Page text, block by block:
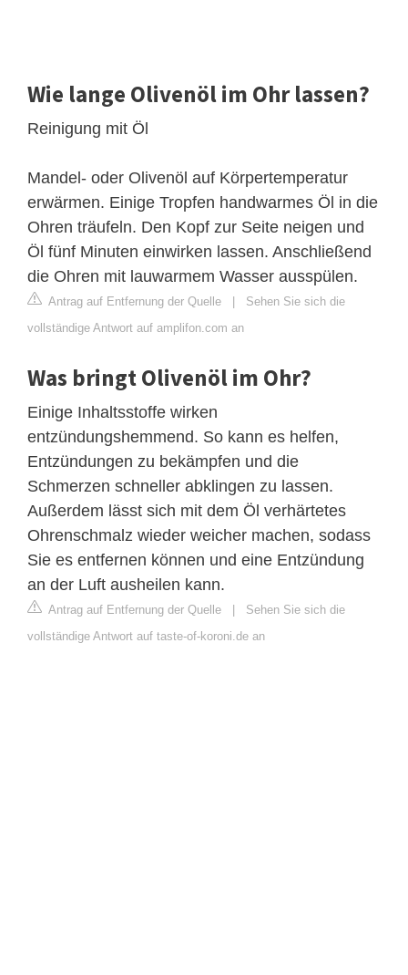
Wie lange Olivenöl im Ohr lassen?
Reinigung mit Öl
Mandel- oder Olivenöl auf Körpertemperatur
erwärmen. Einige Tropfen handwarmes Öl in die
Ohren träufeln. Den Kopf zur Seite neigen und
Öl fünf Minuten einwirken lassen. Anschließend
die Ohren mit lauwarmem Wasser ausspülen.
Antrag auf Entfernung der Quelle
Sehen Sie sich die
vollständige Antwort auf amplifon.com an
Was bringt Olivenöl im Ohr?
Einige Inhaltsstoffe wirken
entzündungshemmend. So kann es helfen,
Entzündungen zu bekämpfen und die
Schmerzen schneller abklingen zu lassen.
Außerdem lässt sich mit dem Öl verhärtetes
Ohrenschmalz wieder weicher machen, sodass
Sie es entfernen können und eine Entzündung
an der Luft ausheilen kann.
Antrag auf Entfernung der Quelle
Sehen Sie sich die
vollständige Antwort auf taste-of-koroni.de an